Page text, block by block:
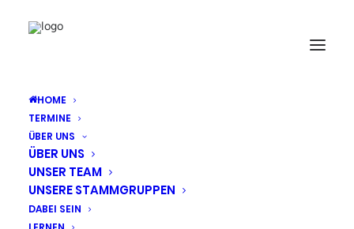
HOME
TERMINE
ÜBER UNS
ÜBER UNS
UNSER TEAM
UNSERE STAMMGRUPPEN
DABEI SEIN